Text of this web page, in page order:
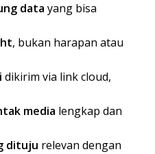
data yang bisa
, bukan harapan atau
dikirim via link cloud,
media lengkap dan
dituju relevan dengan